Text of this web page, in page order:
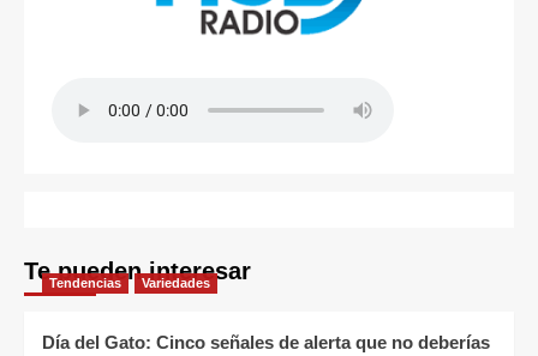
Te pueden interesar
Tendencias Variedades
Día del Gato: Cinco señales de alerta que no deberías